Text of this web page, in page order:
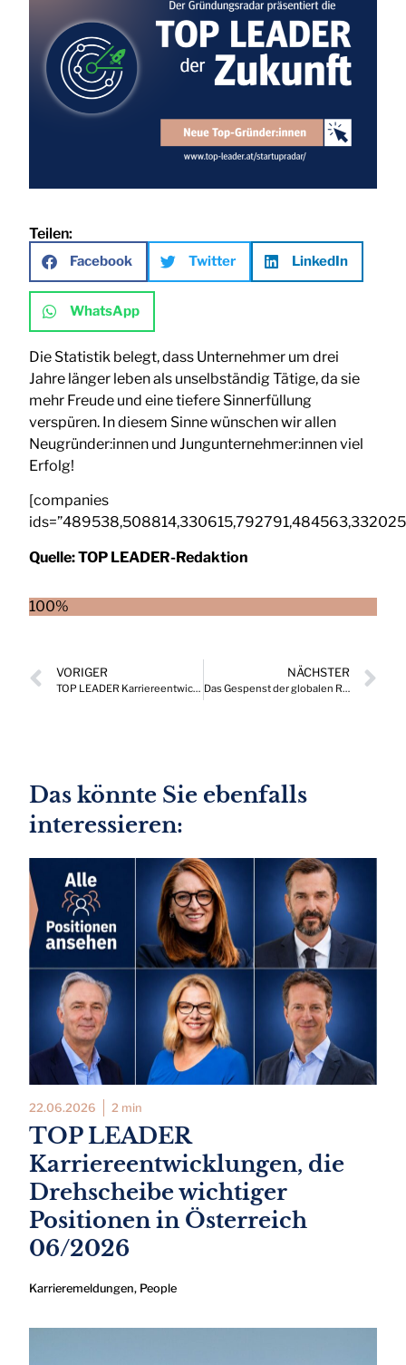
Teilen:
Facebook Twitter LinkedIn
WhatsApp
Die Statistik belegt, dass Unternehmer um drei
Jahre länger leben als unselbständig Tätige, da sie
mehr Freude und eine tiefere Sinnerfüllung
verspüren. In diesem Sinne wünschen wir allen
Neugründer:innen und Jungunternehmer:innen viel
Erfolg!
[companies
Quelle:TOP LEADER-Redaktion
100%
VORIGER
TOP LEADER Karriereentwicklungen, die Drehscheibe wichtiger Positionen in Österreich 11/2022
NÄCHSTER
Das Gespenst der globalen Rezession geht um – ist die Angst berechtigt?
Das könnte Sie ebenfalls
interessieren:
22.06.2026 2 min
TOP LEADER
Karriereentwicklungen, die
Drehscheibe wichtiger
Positionen in Österreich
06/2026
Karrieremeldungen, People